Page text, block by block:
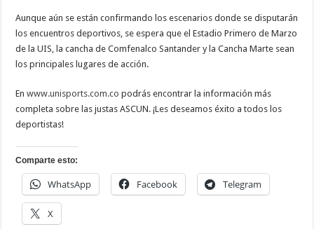
Aunque aún se están confirmando los escenarios donde se disputarán
los encuentros deportivos, se espera que el Estadio Primero de Marzo
de la UIS, la cancha de Comfenalco Santander y la Cancha Marte sean
los principales lugares de acción.
Enwww.unisports.com.co podrás encontrar la información más
completa sobre las justas ASCUN. ¡Les deseamos éxito a todos los
deportistas!
Comparte esto:
WhatsApp Facebook Telegram
X